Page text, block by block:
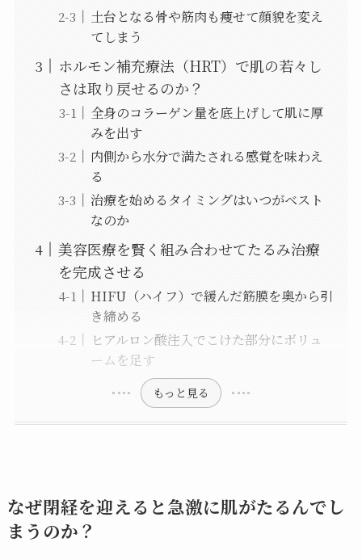
土台となる骨や筋肉も痩せて顔貌を変え
てしまう
ホルモン補充療法（HRT）で肌の若々し
さは取り戻せるのか？
全身のコラーゲン量を底上げして肌に厚
みを出す
内側から水分で満たされる感覚を味わえ
る
治療を始めるタイミングはいつがベスト
なのか
美容医療を賢く組み合わせてたるみ治療
を完成させる
HIFU（ハイフ）で緩んだ筋膜を奥から引
き締める
ヒアルロン酸注入でこけた部分にボリュ
ームを足す
もっと見る
なぜ閉経を迎えると急激に肌がたるんでし
まうのか？